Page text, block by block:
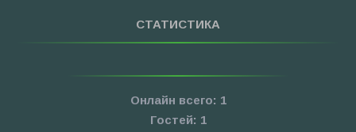
СТАТИСТИКА
Онлайн всего: 1
Гостей: 1